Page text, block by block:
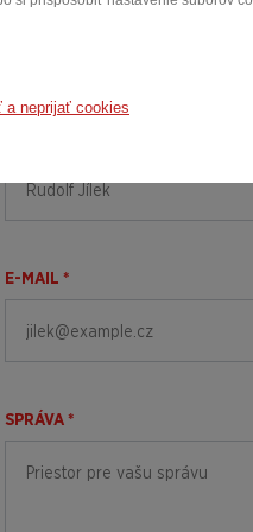
a neprijať cookies
E-MAIL *
SPRÁVA *